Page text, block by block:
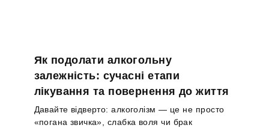
Як подолати алкогольну
залежність: сучасні етапи
лікування та повернення до життя
Давайте відверто: алкоголізм — це не просто
«погана звичка», слабка воля чи брак